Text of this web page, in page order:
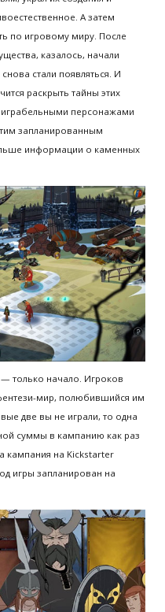
А затем
по игровому миру. После
казалось, начали
стали появляться. И
раскрыть тайны этих
играбельными персонажами
запланированным
информации о каменных
только начало. Игроков
мир, полюбившийся им
две вы не играли, то одна
суммы в кампанию как раз
кампания на Kickstarter
игры запланирован на